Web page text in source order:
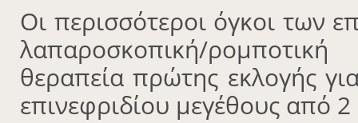
Οι περισσότεροι όγκοι των
λαπαροσκοπική/
θεραπεία πρώτης εκλογής
επινεφριδίου μεγέθους από